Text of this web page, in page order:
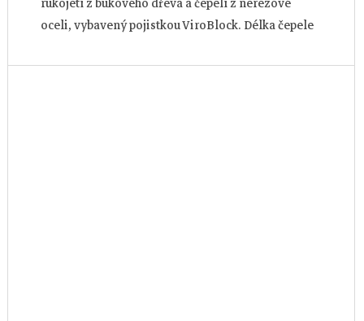
oceli, vybavený pojistkou ViroBlock. Délka čepele